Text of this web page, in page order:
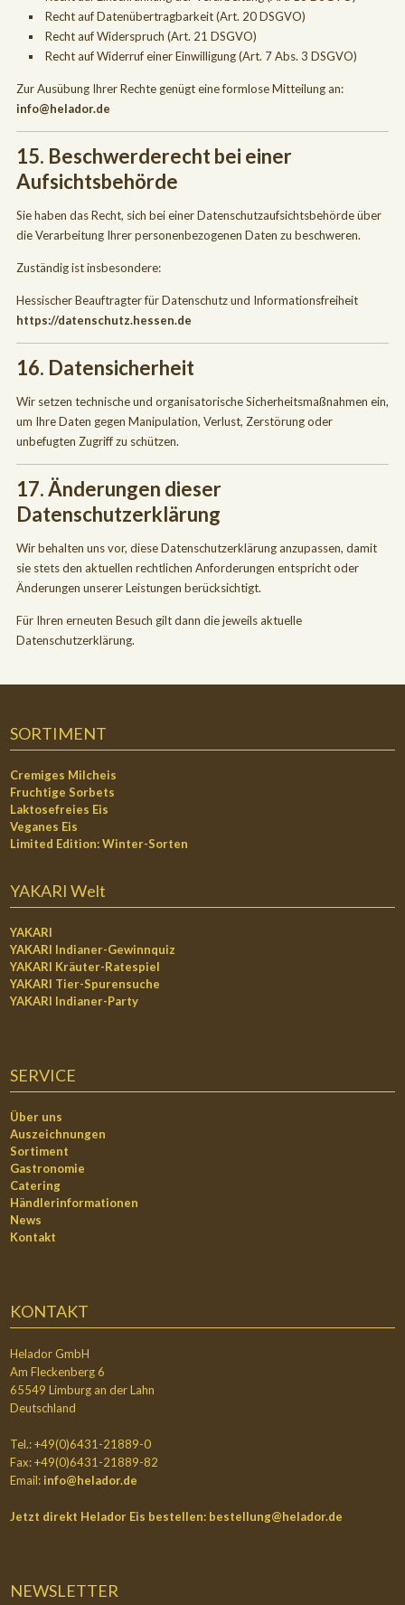
Recht auf Datenübertragbarkeit (Art. 20 DSGVO)
Recht auf Widerspruch (Art. 21 DSGVO)
Recht auf Widerruf einer Einwilligung (Art. 7 Abs. 3 DSGVO)
Zur Ausübung Ihrer Rechte genügt eine formlose Mitteilung an:
info@helador.de
15. Beschwerderecht bei einer
Aufsichtsbehörde
Sie haben das Recht, sich bei einer Datenschutzaufsichtsbehörde über
die Verarbeitung Ihrer personenbezogenen Daten zu beschweren.
Zuständig ist insbesondere:
Hessischer Beauftragter für Datenschutz und Informationsfreiheit
https://datenschutz.hessen.de
16. Datensicherheit
Wir setzen technische und organisatorische Sicherheitsmaßnahmen ein,
um Ihre Daten gegen Manipulation, Verlust, Zerstörung oder
unbefugten Zugriff zu schützen.
17. Änderungen dieser
Datenschutzerklärung
Wir behalten uns vor, diese Datenschutzerklärung anzupassen, damit
sie stets den aktuellen rechtlichen Anforderungen entspricht oder
Änderungen unserer Leistungen berücksichtigt.
Für Ihren erneuten Besuch gilt dann die jeweils aktuelle
Datenschutzerklärung.
SORTIMENT
Cremiges Milcheis
Fruchtige Sorbets
Laktosefreies Eis
Veganes Eis
Limited Edition: Winter-Sorten
YAKARI Welt
YAKARI
YAKARI Indianer-Gewinnquiz
YAKARI Kräuter-Ratespiel
YAKARI Tier-Spurensuche
YAKARI Indianer-Party
SERVICE
Über uns
Auszeichnungen
Sortiment
Gastronomie
Catering
Händlerinformationen
News
Kontakt
KONTAKT
Helador GmbH
Am Fleckenberg 6
65549 Limburg an der Lahn
Deutschland
Tel.: +49(0)6431-21889-0
Fax: +49(0)6431-21889-82
Email: info@helador.de
Jetzt direkt Helador Eis bestellen: bestellung@helador.de
NEWSLETTER